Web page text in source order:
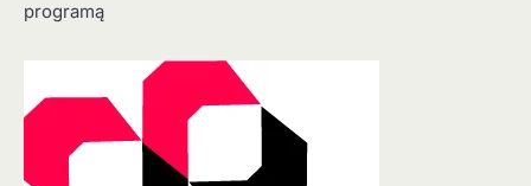
programą